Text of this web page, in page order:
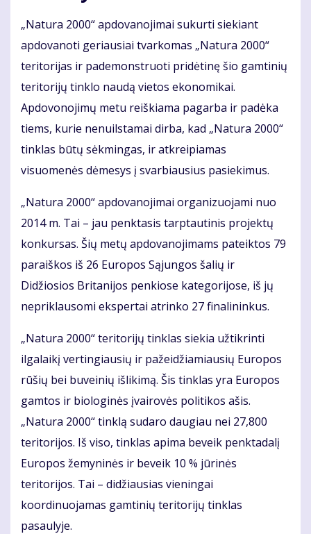
„Natura 2000“ apdovanojimai sukurti siekiant
apdovanoti geriausiai tvarkomas „Natura 2000“
teritorijas ir pademonstruoti pridėtinę šio gamtinių
teritorijų tinklo naudą vietos ekonomikai.
Apdovonojimų metu reiškiama pagarba ir padėka
tiems, kurie nenuilstamai dirba, kad „Natura 2000“
tinklas būtų sėkmingas, ir atkreipiamas
visuomenės dėmesys į svarbiausius pasiekimus.
„Natura 2000“ apdovanojimai organizuojami nuo
2014 m. Tai – jau penktasis tarptautinis projektų
konkursas. Šių metų apdovanojimams pateiktos 79
paraiškos iš 26 Europos Sąjungos šalių ir
Didžiosios Britanijos penkiose kategorijose, iš jų
nepriklausomi ekspertai atrinko 27 finalininkus.
„Natura 2000“ teritorijų tinklas siekia užtikrinti
ilgalaikį vertingiausių ir pažeidžiamiausių Europos
rūšių bei buveinių išlikimą. Šis tinklas yra Europos
gamtos ir biologinės įvairovės politikos ašis.
„Natura 2000“ tinklą sudaro daugiau nei 27,800
teritorijos. Iš viso, tinklas apima beveik penktadalį
Europos žemyninės ir beveik 10 % jūrinės
teritorijos. Tai – didžiausias vieningai
koordinuojamas gamtinių teritorijų tinklas
pasaulyje.